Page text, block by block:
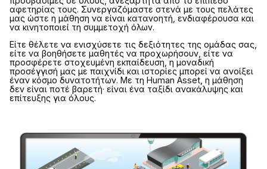
αφετηρίας τους. Συνεργαζόμαστε στενά με τους πελάτες
μας ώστε η μάθηση να είναι κατανοητή, ενδιαφέρουσα και
να κινητοποιεί τη συμμετοχή όλων.
Είτε θέλετε να ενισχύσετε τις δεξιότητες της ομάδας σας,
είτε να βοηθήσετε μαθητές να προχωρήσουν, είτε να
προσφέρετε στοχευμένη εκπαίδευση, η μοναδική
προσέγγισή μας με παιχνίδι και ιστορίες μπορεί να ανοίξει
έναν κόσμο δυνατοτήτων. Με τη Human Asset, η μάθηση
δεν είναι ποτέ βαρετή· είναι ένα ταξίδι ανακάλυψης και
επίτευξης για όλους.